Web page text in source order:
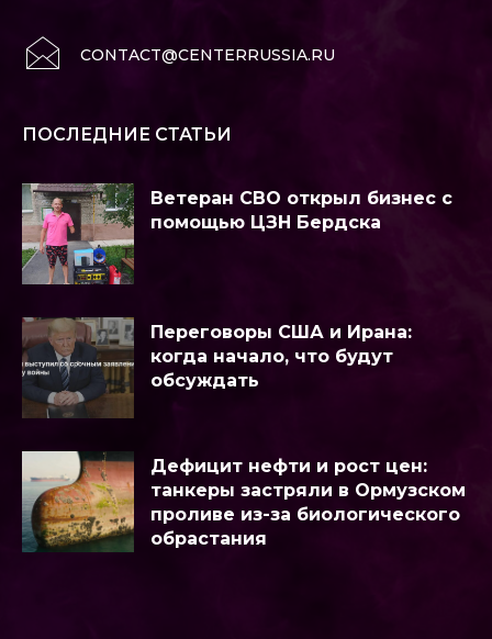
CONTACT@CENTERRUSSIA.RU
ПОСЛЕДНИЕ СТАТЬИ
Ветеран СВО открыл бизнес с
помощью ЦЗН Бердска
Переговоры США и Ирана:
когда начало, что будут
обсуждать
Дефицит нефти и рост цен:
танкеры застряли в Ормузском
проливе из-за биологического
обрастания